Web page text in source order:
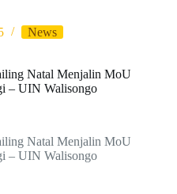
News
Natal Menjalin MoU
– UIN Walisongo
Natal Menjalin MoU
– UIN Walisongo